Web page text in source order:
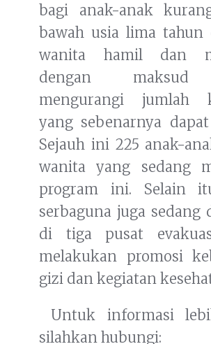
bagi anak-anak
bawah usia lima tahun
wanita hamil dan
dengan
mengurangi jumlah
yang sebenarnya
Sejauh ini 225 anak-
wanita yang sedang
program ini. Selain
serbaguna juga sedang
di tiga pusat
melakukan promosi
gizi dan kegiatan
Untuk informasi
silahkan hubungi: